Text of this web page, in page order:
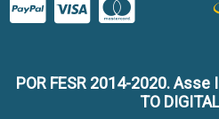
POR FESR 2014-2020. Asse
TO